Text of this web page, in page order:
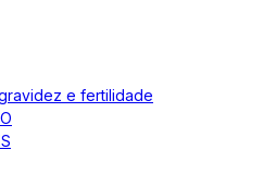
e fertilidade